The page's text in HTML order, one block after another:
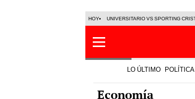
LO ÚLTIMO POLÍTICA
Economía